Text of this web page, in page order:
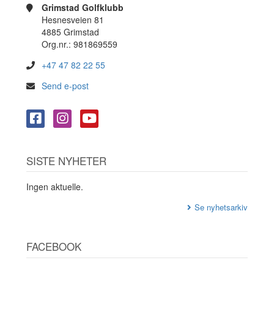
Grimstad Golfklubb
Hesnesveien 81
4885 Grimstad
Org.nr.: 981869559
+47 47 82 22 55
Send e-post
SISTE NYHETER
Ingen aktuelle.
Se nyhetsarkiv
FACEBOOK